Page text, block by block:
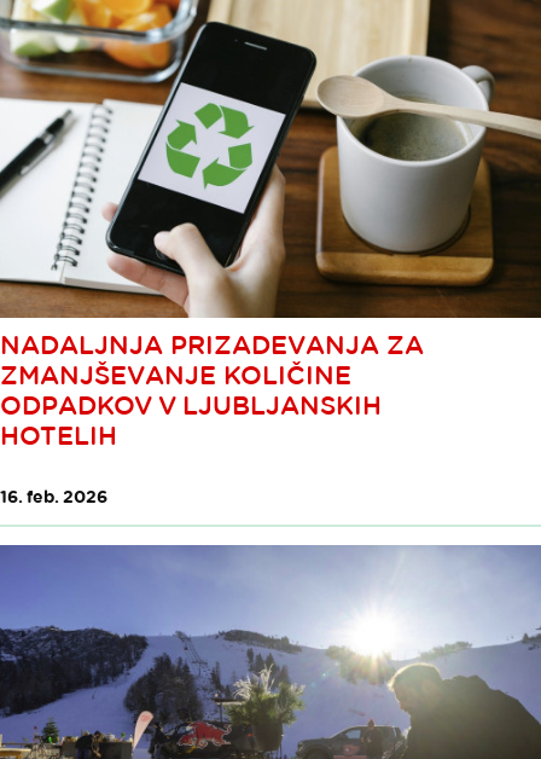
NADALJNJA PRIZADEVANJA ZA
ZMANJŠEVANJE KOLIČINE
ODPADKOV V LJUBLJANSKIH
HOTELIH
16. feb. 2026